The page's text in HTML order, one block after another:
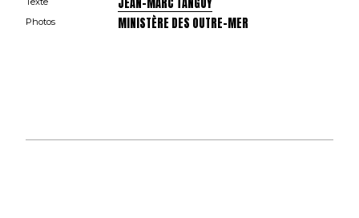
Photos MINISTÈRE DES OUTRE-MER